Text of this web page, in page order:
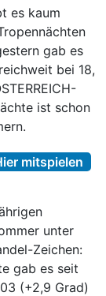
es kaum
gab es
bei 18,
ist schon
mitspielen
­unter
Zeichen:
gab es seit
(+2,9 Grad)